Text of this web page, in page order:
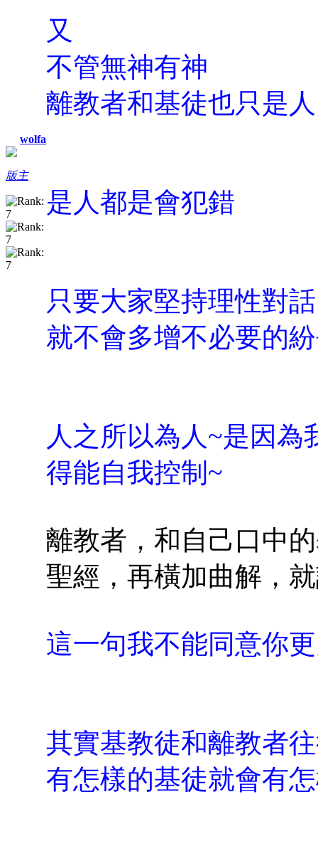
wolfa
版主
又
不管無神有神
離教者和基徒也只是人
是人都是會犯錯
只要大家堅持理性對話
就不會多增不必要的
人之所以為人~是因
得能自我控制~
離教者，和自己口中
聖經，再橫加曲解，
這一句我不能同意你
其實基教徒和離教者
有怎樣的基徒就會有